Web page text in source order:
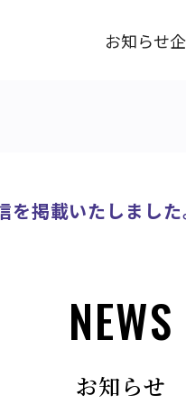
お知らせ
掲載いたしました
NEWS
お知らせ